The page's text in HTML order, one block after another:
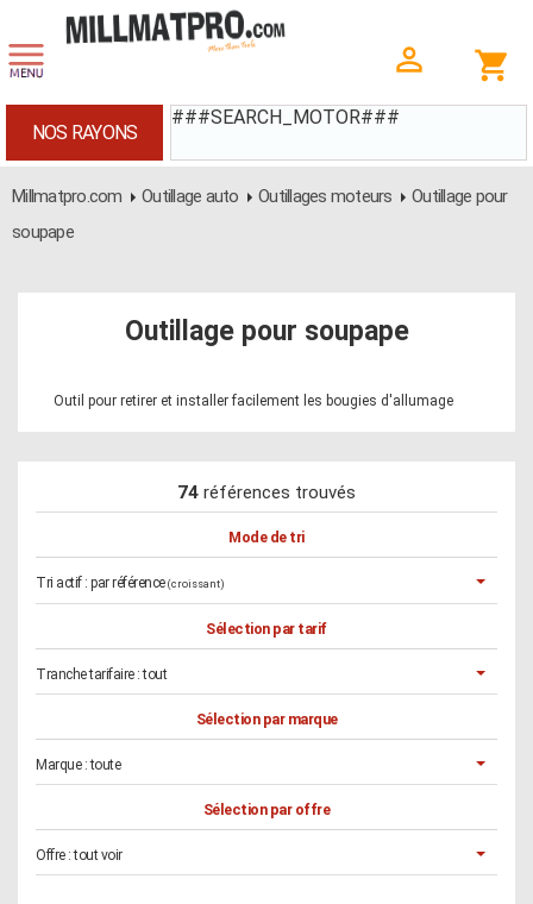
###SEARCH_MOTOR###
NOS RAYONS
Millmatpro.com Outillage auto Outillages moteurs
Outillage pour
soupape
Outillage pour soupape
Outil pour retirer et installer facilement les bougies d'allumage
74 références trouvés
Mode de tri
Tri actif : par référence (croissant)
Sélection par tarif
Tranche tarifaire :tout
Sélection par marque
Marque :toute
Sélection par offre
Offre :tout voir